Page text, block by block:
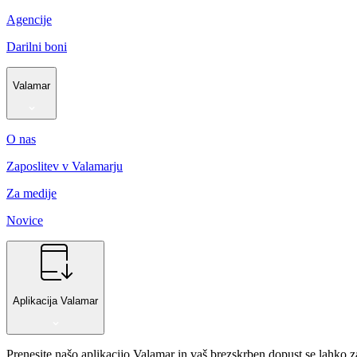
Agencije
Darilni boni
Valamar
O nas
Zaposlitev v Valamarju
Za medije
Novice
Aplikacija Valamar
Prenesite našo aplikacijo Valamar in vaš brezskrben dopust se lahko